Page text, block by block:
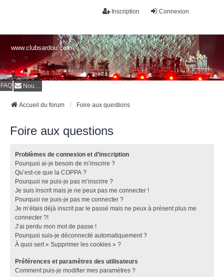
Connexion
Inscription
www.clubsardou.com
FAQ Nous contacter
Accueil du forum Foire aux questions
Foire aux questions
Problèmes de connexion et d’inscription
Pourquoi ai-je besoin de m’inscrire ?
Qu’est-ce que la COPPA ?
Pourquoi ne puis-je pas m’inscrire ?
Je suis inscrit mais je ne peux pas me connecter !
Pourquoi ne puis-je pas me connecter ?
Je m’étais déjà inscrit par le passé mais ne peux à présent plus me
connecter ?!
J’ai perdu mon mot de passe !
Pourquoi suis-je déconnecté automatiquement ?
À quoi sert « Supprimer les cookies » ?
Préférences et paramètres des utilisateurs
Comment puis-je modifier mes paramètres ?